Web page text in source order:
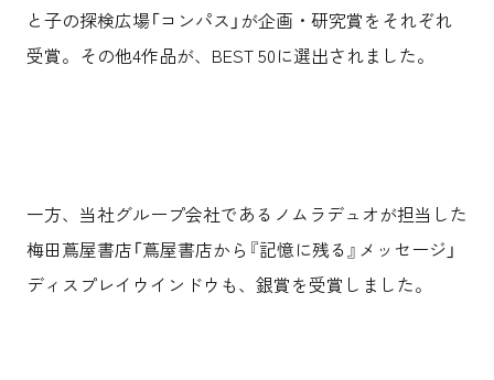
と子の探検広場「コンパス」が企画・研究賞をそれぞれ
受賞。その他4作品が、BEST 50に選出されました。
一方、当社グループ会社であるノムラデュオが担当した
梅田蔦屋書店「蔦屋書店から『記憶に残る』メッセージ」
ディスプレイウインドウも、銀賞を受賞しました。